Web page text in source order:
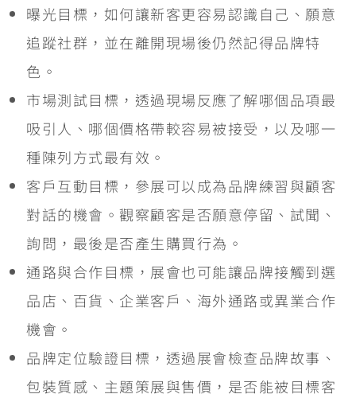
曝光目標，如何讓新客更容易認識自己、願意
追蹤社群，並在離開現場後仍然記得品牌特
色。
市場測試目標，透過現場反應了解哪個品項最
吸引人、哪個價格帶較容易被接受，以及哪一
種陳列方式最有效。
客戶互動目標，參展可以成為品牌練習與顧客
對話的機會。觀察顧客是否願意停留、試聞、
詢問，最後是否產生購買行為。
通路與合作目標，展會也可能讓品牌接觸到選
品店、百貨、企業客戶、海外通路或異業合作
機會。
品牌定位驗證目標，透過展會檢查品牌故事、
包裝質感、主題策展與售價，是否能被目標客